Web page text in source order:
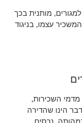
מותנית בכך
עצמו, בניגוד
השכירות,
הינו שהדירה